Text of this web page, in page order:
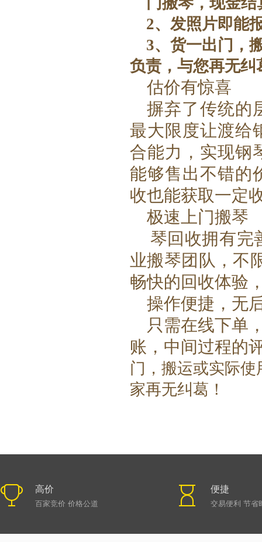
2、发照片即能
3、货一出门，
负责，与您再无纠
估价有惊喜
摒弃了传统的
最大限度让渡给
合能力，实现钢
能够售出不错的
收也能获取一定
极速上门搬琴
琴回收拥有完
业搬琴团队，不
畅快的回收体验
操作便捷 ，无
只需在线下单
账 ， 中间过程的
门，搬运或实际
家再无纠葛！
高价
百家竞价 价格公道
便捷
交易便利 节省